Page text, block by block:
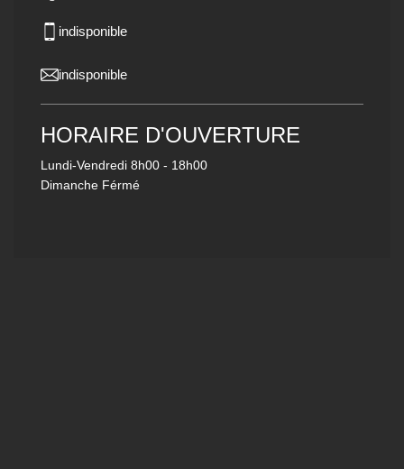
indisponible
indisponible
HORAIRE D'OUVERTURE
Lundi-Vendredi 8h00 - 18h00
Dimanche Férmé